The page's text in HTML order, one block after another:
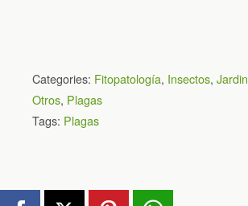
Categories: Fitopatología, Insectos,
Otros, Plagas
Tags: Plagas